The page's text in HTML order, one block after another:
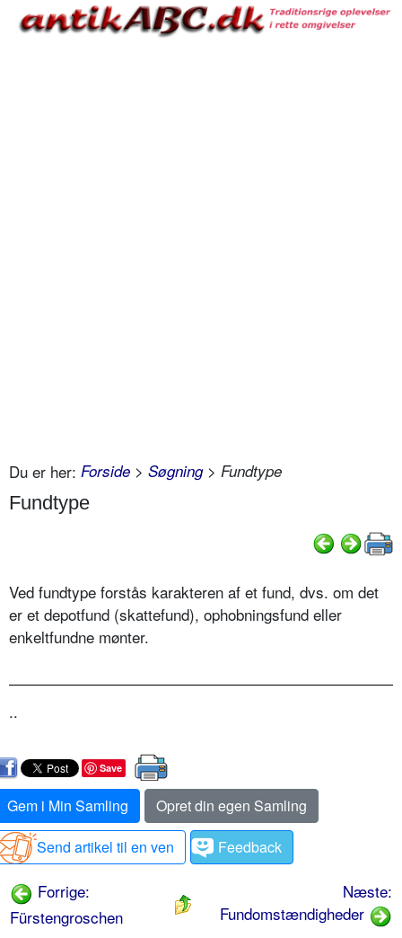
Du er her: Forside > Søgning> Fundtype
Fundtype
Ved fundtype forstås karakteren af et fund, dvs. om det
er et depotfund (skattefund), ophobningsfund eller
enkeltfundne mønter.
..
Save
Gem i Min Samling
Opret din egen Samling
Send artikel til en ven
Feedback
Forrige:
Fürstengroschen
Næste:
Fundomstændigheder